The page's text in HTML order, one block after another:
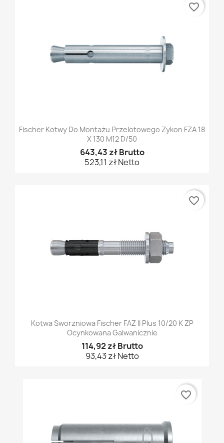
Fischer Kotwy Do Montażu Przelotowego Zykon FZA 18
X 130 M12 D/50
643,43 zł Brutto
523,11 zł Netto
favorite_border
Kotwa Sworzniowa Fischer FAZ II Plus 10/20 K ZP
Ocynkowana Galwanicznie
114,92 zł Brutto
93,43 zł Netto
favorite_border
favorite_border